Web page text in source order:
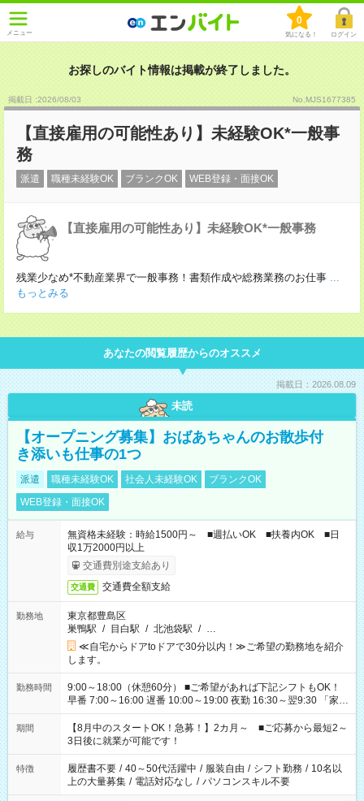
メニュー
0
気になる！ ログイン
お探しのバイト情報は掲載が終了しました。
掲載日 :2026/08/03 No.MJS1677385
【直接雇用の可能性あり】未経験OK*一般事
務
派遣 職種未経験OK ブランクOK WEB登録・面接OK
【直接雇用の可能性あり】未経験OK*一般事務
残業少なめ*不動産業界で一般事務！書類作成や総務業務のお仕事 ...
もっとみる
あなたの閲覧履歴からのオススメ
掲載日：2026.08.09
未読
【オープニング募集】おばあちゃんのお散歩付
き添いも仕事の1つ
派遣 職種未経験OK 社会人未経験OK
ブランクOK
WEB登録・面接OK
給与
無資格未経験：時給1500円～ ■週払いOK ■扶養内OK ■日
収1万2000円以上
交通費別途支給あり
交通費 交通費全額支給
勤務地
東京都豊島区
巣鴨駅 / 目白駅 / 北池袋駅 / …
≪自宅からドアtoドアで30分以内！≫ご希望の勤務地を紹介
します。
勤務時間
9:00～18:00（休憩60分） ■ご希望があれば下記シフトもOK！
早番 7:00～16:00 遅番 10:00～19:00 夜勤 16:30～翌9:30 「家族
と休みを合わせたい」 「余裕を持って夕飯の準備がしたい」
「できれば残業はしたくない」 など、ご希望を教えてください
ね。 ※Wワーク希望の方へ 今ご覧のお仕事で希望する勤務時間
と、もう1つのお仕事の勤務時間。 合計で週40時間を超える場
合は応募できません。
期間
【8月中のスタートOK！急募！】2カ月～ ■ご応募から最短2～
3日後に就業が可能です！
特徴 履歴書不要 / 40～50代活躍中 / 服装自由 / シフト勤務 / 10名以
上の大量募集 / 電話対応なし / パソコンスキル不要